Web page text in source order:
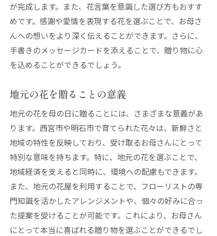
が完成します。また、花言葉を意識した選び方もおすす
めです。感謝や愛情を表現する花を選ぶことで、お母さ
んへの想いをより深く伝えることができます。さらに、
手書きのメッセージカードを添えることで、贈り物に心
を込めることができるでしょう。
地元の花を贈ることの意義
地元の花を母の日に贈ることには、さまざまな意義があ
ります。西宮市や明石市で育てられた花々は、新鮮さと
地域の特性を反映しており、受け取るお母さんにとって
特別な意味を持ちます。特に、地元の花を選ぶことで、
地域経済を支えると同時に、環境への配慮もできます。
また、地元の花屋を利用することで、フローリストの専
門知識を活かしたアレンジメントや、個々の好みに合っ
た提案を受けることが可能です。これにより、お母さん
にとって本当に喜ばれる贈り物を選ぶことができるでし